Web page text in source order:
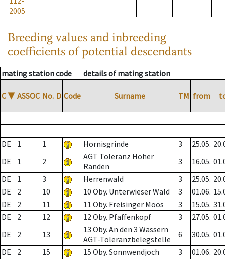
2005
Breeding values and inbreeding
coefficients of potential descendants
mating station code details of mating station
C ▼ ASSOC No. D Code Surname TM from
DE 1 1 Hornisgrinde 3 25.05.
DE
1 2
AGT Toleranz Hoher
Randen
3 16.05.
DE
1 3 Herrenwald 3 25.05.
DE
2 10 10 Oby. Unterwieser Wald 3 01.06.
DE
2 11 11 Oby. Freisinger Moos 3 15.05.
DE
2 12 12 Oby. Pfaffenkopf 3 27.05.
DE
2 13
13 Oby. An den 3 Wassern
AGT-Toleranzbelegstelle
6 30.05.
DE
2 15 15 Oby. Sonnwendjoch 3 01.06.